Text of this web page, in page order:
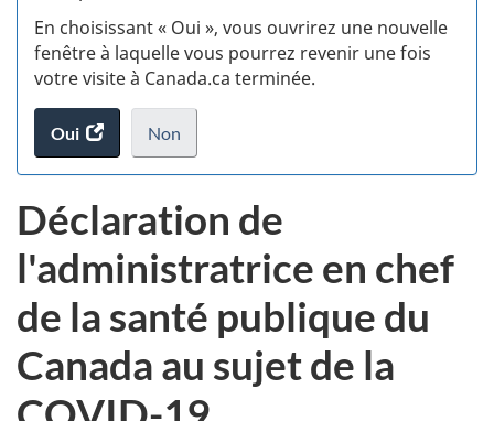
En choisissant « Oui », vous ouvrirez une nouvelle
fenêtre à laquelle vous pourrez revenir une fois
votre visite à Canada.ca terminée.
Oui
accéder
au
Non
je
veux
pas
participer
au
sondage
du
site
web,
.
Déclaration de
l'administratrice en chef
de la santé publique du
Canada au sujet de la